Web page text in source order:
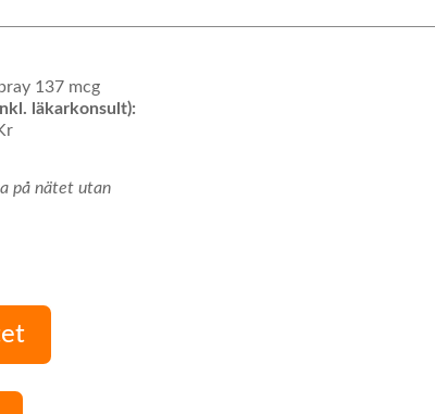
137 mcg
läkarkonsult):
på nätet utan